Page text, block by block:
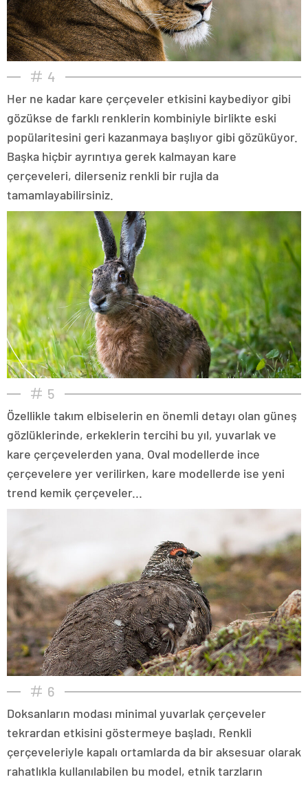
4
Her ne kadar kare çerçeveler etkisini kaybediyor gibi
gözükse de farklı renklerin kombiniyle birlikte eski
popülaritesini geri kazanmaya başlıyor gibi gözüküyor.
Başka hiçbir ayrıntıya gerek kalmayan kare
çerçeveleri, dilerseniz renkli bir rujla da
tamamlayabilirsiniz.
5
Özellikle takım elbiselerin en önemli detayı olan güneş
gözlüklerinde, erkeklerin tercihi bu yıl, yuvarlak ve
kare çerçevelerden yana. Oval modellerde ince
çerçevelere yer verilirken, kare modellerde ise yeni
trend kemik çerçeveler...
6
Doksanların modası minimal yuvarlak çerçeveler
tekrardan etkisini göstermeye başladı. Renkli
çerçeveleriyle kapalı ortamlarda da bir aksesuar olarak
rahatlıkla kullanılabilen bu model, etnik tarzların